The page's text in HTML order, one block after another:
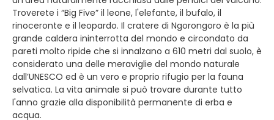
Troverete i “Big Five” il leone, l'elefante, il bufalo, il
rinoceronte e il leopardo. Il cratere di Ngorongoro è la più
grande caldera ininterrotta del mondo e circondato da
pareti molto ripide che si innalzano a 610 metri dal suolo, è
considerato una delle meraviglie del mondo naturale
dall’UNESCO ed è un vero e proprio rifugio per la fauna
selvatica. La vita animale si può trovare durante tutto
l'anno grazie alla disponibilità permanente di erba e
acqua.